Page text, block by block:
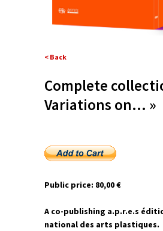
< Back
Complete
Variations on… »
Public price: 80,00 €
A co-publishing a.p.r.e.s
national des arts plastiques.